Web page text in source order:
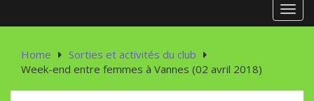
Home
Sorties et activités du club
Week-end entre femmes à Vannes (02 avril 2018)